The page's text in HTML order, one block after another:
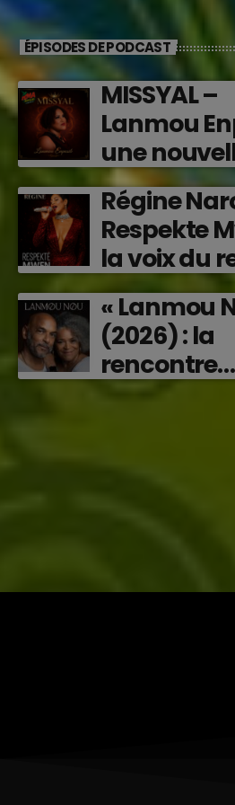
ÉPISODES DE PODCAST
MISSYAL –
Lanmou
une
transforme
émotions
musique
Régine
Respekte
la voix du
‘2026)
« Lanmou
(2026) : la
rencontre
vibrante